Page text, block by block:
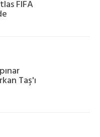
FIFA
Taş'ı